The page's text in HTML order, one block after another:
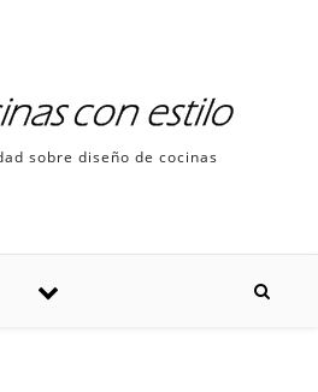
sobre diseño de cocinas